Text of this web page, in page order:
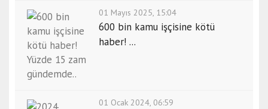
01 Mayıs 2025, 15:04
600 bin kamu işçisine kötü
haber! ...
01 Ocak 2024, 06:59